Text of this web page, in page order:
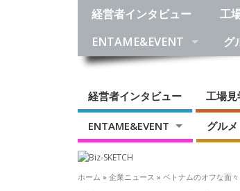
経営者インタビュー 工
ENTAME&EVENT
グ
経営者インタビュー 工場見
ENTAME&EVENT グルメ
ホーム » 企業ニュース » ベトナムのオフな面々